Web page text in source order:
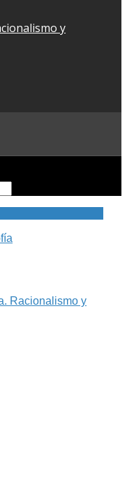
y
Racionalismo y